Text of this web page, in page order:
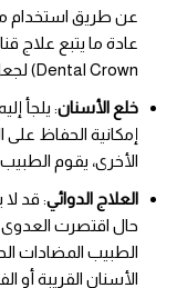
عن طريق استخدام
عادة ما يتبع علاج
Dental Crown) لجعل الأسنان المعالجة أقوى.
خلع الأسنان: يلجأ
إمكانية الحفاظ
الأخرى، يقوم
العلاج الدوائي: قد
حال اقتصرت
الطبيب المضادات
الأسنان القريبة